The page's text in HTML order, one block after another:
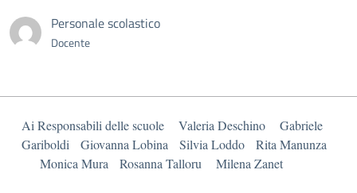
Personale scolastico
Docente
Ai Responsabili delle scuole Valeria Deschino Gabriele
Gariboldi Giovanna Lobina Silvia Loddo Rita Manunza
Monica Mura Rosanna Talloru Milena Zanet